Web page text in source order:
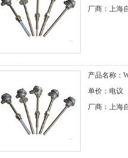
厂商：上海
产品名称：
单价：电议
厂商：上海